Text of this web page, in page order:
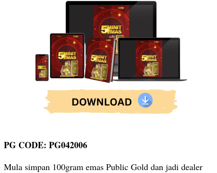
PG CODE: PG042006
Mula simpan 100gram emas Public Gold dan jadi dealer